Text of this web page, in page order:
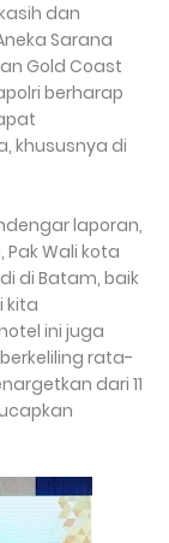
dan
Sarana
Gold Coast
berharap
khususnya di
laporan,
Wali kota
di Batam, baik
kita
ini juga
rata-
dari 11